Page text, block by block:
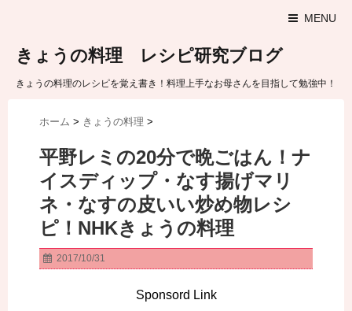
MENU
きょうの料理 レシピ研究ブログ
きょうの料理のレシピを覚え書き！料理上手なお母さんを目指して勉強中！
ホーム > きょうの料理 >
平野レミの20分で晩ごはん！ナ
イスディップ・なす揚げマリ
ネ・なすの皮いい炒め物レシ
ピ！NHKきょうの料理
2017/10/31
Sponsord Link